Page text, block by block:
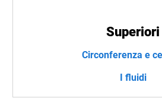
Superiori
Circonferenza e
I fluidi